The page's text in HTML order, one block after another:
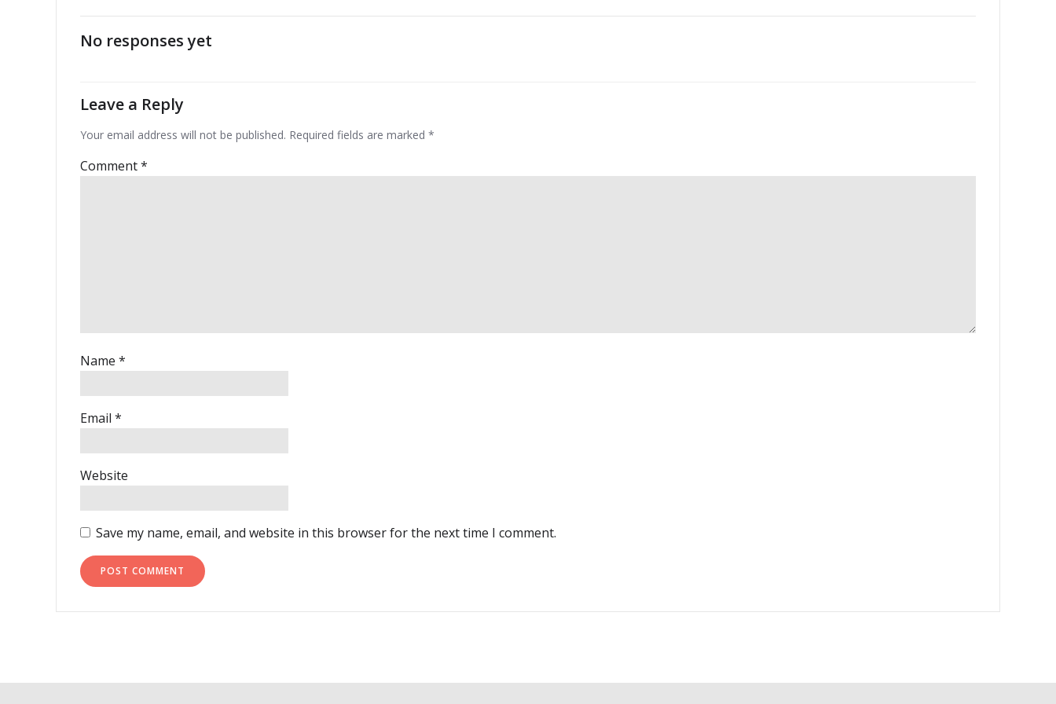
navigation navigation
No responses yet
Leave a Reply
Your email address will not be published. Required fields are marked *
Comment*
Name *
Email *
Website
Save my name, email, and website in this browser for the next time I comment.